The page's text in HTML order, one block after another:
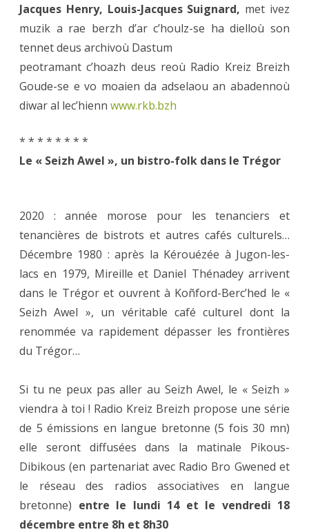
Jacques Henry, Louis-Jacques Suignard, met ivez
muzik a rae berzh d’ar c’houlz-se ha dielloù son
tennet deus archivoù Dastum
peotramant c’hoazh deus reoù Radio Kreiz Breizh
Goude-se e vo moaien da adselaou an abadennoù
diwar al lec’hienn www.rkb.bzh
* * * * * * * *
Le « Seizh Awel », un bistro-folk dans le Trégor
2020 : année morose pour les tenanciers et
tenancières de bistrots et autres cafés culturels…
Décembre 1980 : après la Kérouézée à Jugon-les-
lacs en 1979, Mireille et Daniel Thénadey arrivent
dans le Trégor et ouvrent à Koñford-Berc’hed le «
Seizh Awel », un véritable café culturel dont la
renommée va rapidement dépasser les frontières
du Trégor…
Si tu ne peux pas aller au Seizh Awel, le « Seizh »
viendra à toi ! Radio Kreiz Breizh propose une série
de 5 émissions en langue bretonne (5 fois 30 mn)
elle seront diffusées dans la matinale Pikous-
Dibikous (en partenariat avec Radio Bro Gwened et
le réseau des radios associatives en langue
bretonne) entre le lundi 14 et le vendredi 18
décembre entre 8h et 8h30